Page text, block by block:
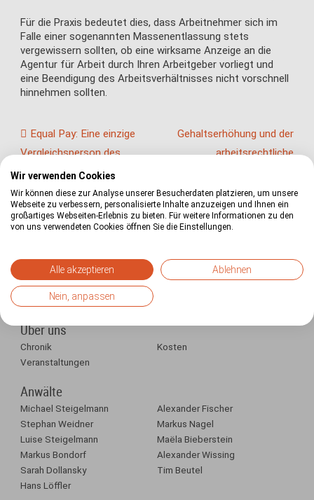
Für die Praxis bedeutet dies, dass Arbeitnehmer sich im
Falle einer sogenannten Massenentlassung stets
vergewissern sollten, ob eine wirksame Anzeige an die
Agentur für Arbeit durch Ihren Arbeitgeber vorliegt und
eine Beendigung des Arbeitsverhältnisses nicht vorschnell
hinnehmen sollten.
Equal Pay: Eine einzige
Vergleichsperson des
anderen Geschlechts
genügt
Gehaltserhöhung und der
arbeitsrechtliche
Arbeitnehmer
Betriebsräte
Über uns
Chronik
Kosten
Veranstaltungen
Anwälte
Michael Steigelmann
Alexander Fischer
Stephan Weidner
Markus Nagel
Luise Steigelmann
Maëla Bieberstein
Markus Bondorf
Alexander Wissing
Sarah Dollansky
Tim Beutel
Hans Löffler
Wir verwenden Cookies
Wir können diese zur Analyse unserer Besucherdaten platzieren, um unsere
Webseite zu verbessern, personalisierte Inhalte anzuzeigen und Ihnen ein
großartiges Webseiten-Erlebnis zu bieten. Für weitere Informationen zu den
von uns verwendeten Cookies öffnen Sie die Einstellungen.
Alle akzeptieren Ablehnen
Nein, anpassen